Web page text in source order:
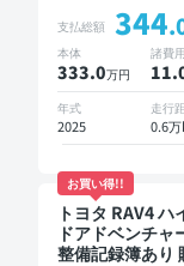
ドスポットモニ
ジタルインナー
オートクルーズ
レスキー ETC 電
クドア バックモ
全方位カメラ ド
レコーダー 衝突
支払総額 344
本体
333.0万円
諸費用
11
年式
2025
走行
0.6
お買い得!!
トヨタ RAV4 ハ
ドアドベンチャ
整備記録簿あり